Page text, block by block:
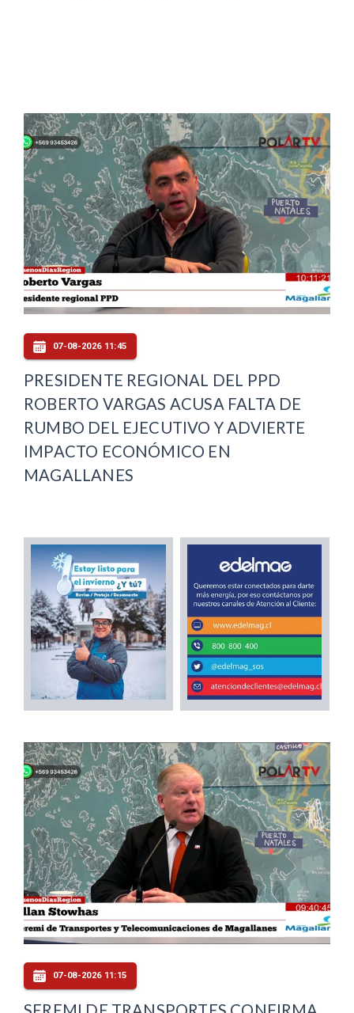
07-08-2026 11:45
PRESIDENTE REGIONAL DEL PPD
ROBERTO VARGAS ACUSA FALTA DE
RUMBO DEL EJECUTIVO Y ADVIERTE
IMPACTO ECONÓMICO EN
MAGALLANES
07-08-2026 11:15